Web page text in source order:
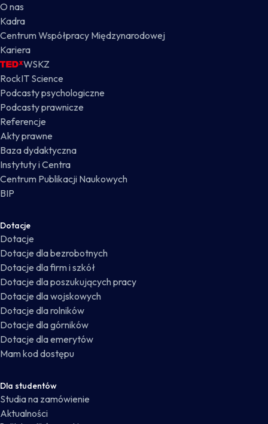
O nas
Kadra
Centrum Współpracy Międzynarodowej
Kariera
WSKZ
RockIT Science
Podcasty psychologiczne
Podcasty prawnicze
Referencje
Akty prawne
Baza dydaktyczna
Instytuty i Centra
Centrum Publikacji Naukowych
BIP
Dotacje
Dotacje
Dotacje dla bezrobotnych
Dotacje dla firm i szkół
Dotacje dla poszukujących pracy
Dotacje dla wojskowych
Dotacje dla rolników
Dotacje dla górników
Dotacje dla emerytów
Mam kod dostępu
Dla studentów
Studia na zamówienie
Aktualności